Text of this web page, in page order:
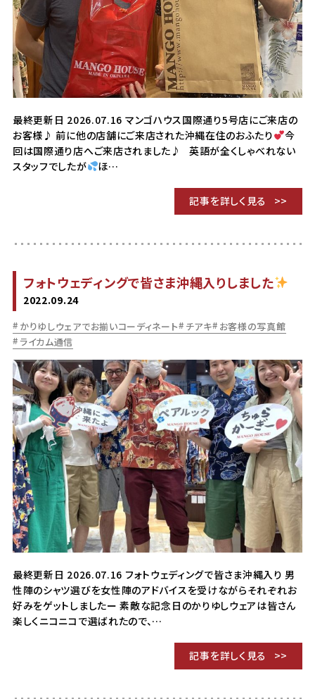
最終更新日 2026.07.16 マンゴハウス国際通り5号店にご来店の
お客様♪ 前に他の店舗にご来店された沖縄在住のおふたり
今
回は国際通り店へご来店されました♪ 英語が全くしゃべれない
スタッフでしたが
ほ…
記事を詳しく見る
フォトウェディングで皆さま沖縄入りしました
2022.09.24
かりゆしウェアでお揃いコーディネート チアキ
お客様の写真館
ライカム通信
最終更新日 2026.07.16 フォトウェディングで皆さま沖縄入り 男
性陣のシャツ選びを女性陣のアドバイスを受けながらそれぞれお
好みをゲットしましたー 素敵な記念日のかりゆしウェアは皆さん
楽しくニコニコで選ばれたので、…
記事を詳しく見る